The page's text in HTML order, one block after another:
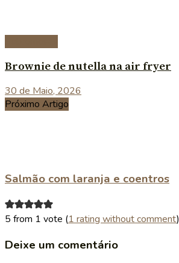
Brownie de nutella na air fryer
30 de Maio, 2026
Próximo Artigo
Salmão com laranja e coentros
5 from 1 vote (1 rating without comment)
Deixe um comentário